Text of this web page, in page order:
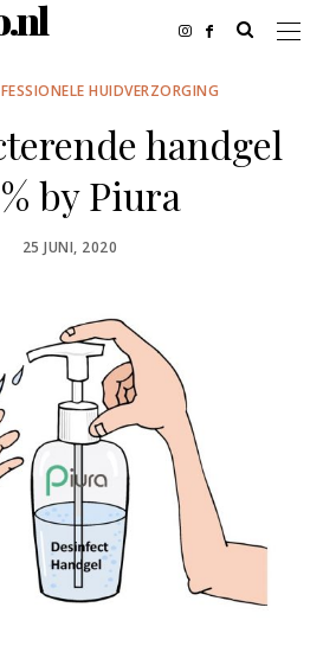
HUIDVERZORGING
handgel
by Piura
POSTED
25 JUNI, 2020